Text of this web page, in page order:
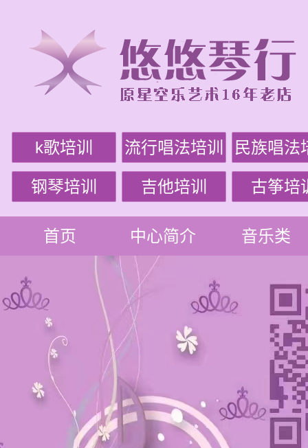
k歌培训 流行唱法培训 民族唱法
钢琴培训 吉他培训 古筝培
首页 中心简介 音乐类